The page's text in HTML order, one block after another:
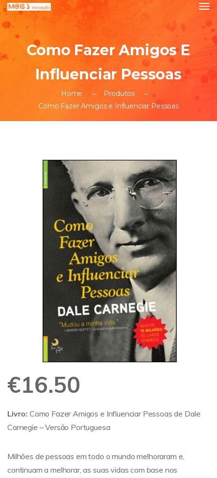
Como Fazer Amigos E
Influenciar Pessoas
Home
Produtos
Como Fazer Amigos e Influenciar Pessoas
€16.50
Livro: Como Fazer Amigos e Influenciar Pessoas de Dale
Carnegie – Versão Portuguesa
Milhões de pessoas em todo o mundo melhoraram e,
continuam a melhorar, as suas vidas com base nos